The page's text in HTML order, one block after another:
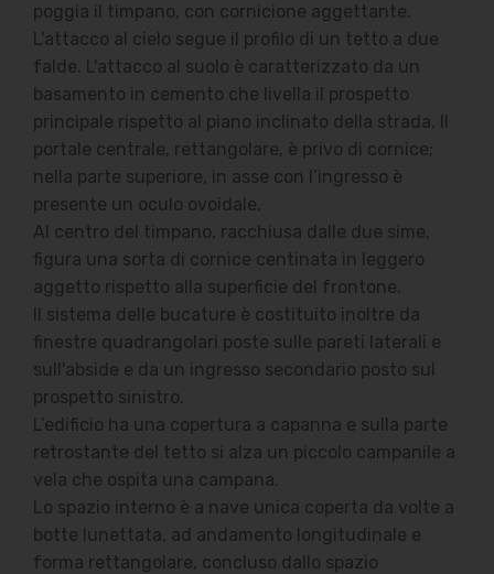
poggia il timpano, con cornicione aggettante.
L'attacco al cielo segue il profilo di un tetto a due
falde. L'attacco al suolo è caratterizzato da un
basamento in cemento che livella il prospetto
principale rispetto al piano inclinato della strada. Il
portale centrale, rettangolare, è privo di cornice;
nella parte superiore, in asse con l’ingresso è
presente un oculo ovoidale.
Al centro del timpano, racchiusa dalle due sime,
figura una sorta di cornice centinata in leggero
aggetto rispetto alla superficie del frontone.
Il sistema delle bucature è costituito inoltre da
finestre quadrangolari poste sulle pareti laterali e
sull'abside e da un ingresso secondario posto sul
prospetto sinistro.
L’edificio ha una copertura a capanna e sulla parte
retrostante del tetto si alza un piccolo campanile a
vela che ospita una campana.
Lo spazio interno è a nave unica coperta da volte a
botte lunettata, ad andamento longitudinale e
forma rettangolare, concluso dallo spazio